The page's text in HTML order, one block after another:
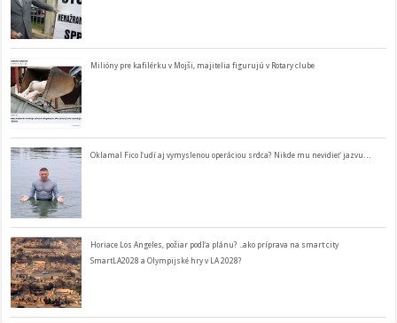
Milióny pre kafilérku v Mojši, majitelia figurujú v Rotary clube
Oklamal Fico ľudí aj vymyslenou operáciou srdca? Nikde mu nevidieť jazvu…
Horiace Los Angeles, požiar podľa plánu? ..ako príprava na smart city
SmartLA2028 a Olympijské hry v LA 2028?